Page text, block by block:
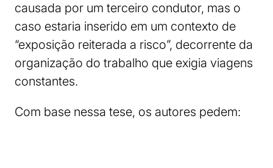
causada por um terceiro condutor, mas o
caso estaria inserido em um contexto de
“exposição reiterada a risco”, decorrente da
organização do trabalho que exigia viagens
constantes.
Com base nessa tese, os autores pedem: